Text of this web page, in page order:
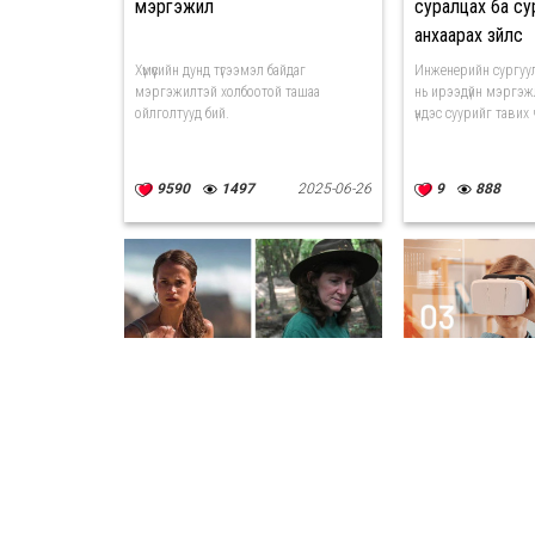
мэргэжил
Хүмүүсийн дунд түгээмэл байдаг
мэргэжилтэй холбоотой ташаа
ойлголтууд бий.
9590 1497 2025-06-26
суралцах ба
анхаарах зүйлс
Инженерийн
нь ирээдүйн
үндэс суурийг
9 888